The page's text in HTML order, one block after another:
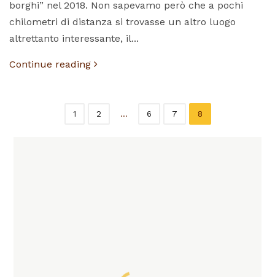
borghi” nel 2018. Non sapevamo però che a pochi
chilometri di distanza si trovasse un altro luogo
altrettanto interessante, il...
Continue reading
1 2 … 6 7 8